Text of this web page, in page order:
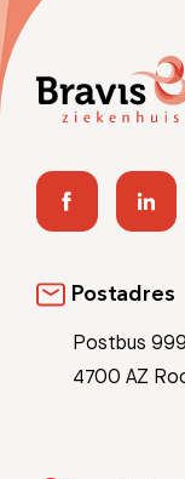
Postadres
Postbus 999
4700 AZ